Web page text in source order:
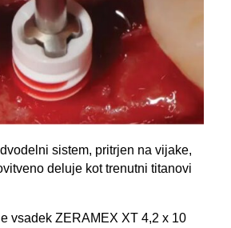
sistem, pritrjen na vijake,
deluje kot trenutni titanovi
vsadek ZERAMEX XT 4,2 x 10